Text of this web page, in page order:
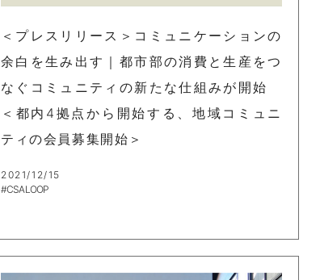
＜プレスリリース＞コミュニケーションの
余白を生み出す｜都市部の消費と生産をつ
なぐコミュニティの新たな仕組みが開始
＜都内4拠点から開始する、地域コミュニ
ティの会員募集開始＞
2021/12/15
#CSA LOOP